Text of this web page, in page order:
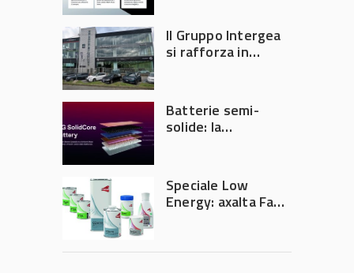
tempi e costi in
carrozzeria
Il Gruppo Intergea
si rafforza in
Batterie semi-
solide: la
accelerare la
rivoluzione
dell’auto elettrica
Speciale Low
Energy: axalta Fast
riduce consumi